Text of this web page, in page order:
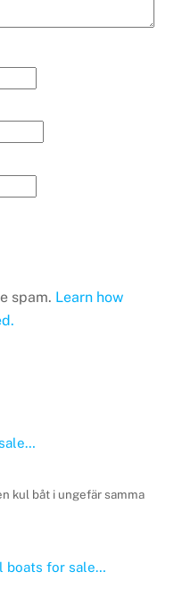
spam. Learn how
kul båt i ungefär samma
boats for sale…